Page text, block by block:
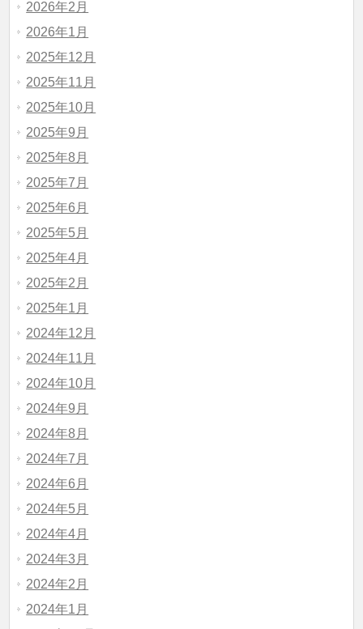
2026年2月
2026年1月
2025年12月
2025年11月
2025年10月
2025年9月
2025年8月
2025年7月
2025年6月
2025年5月
2025年4月
2025年2月
2025年1月
2024年12月
2024年11月
2024年10月
2024年9月
2024年8月
2024年7月
2024年6月
2024年5月
2024年4月
2024年3月
2024年2月
2024年1月